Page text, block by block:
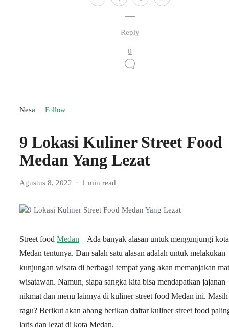
Reply
0
Nesa Follow
9 Lokasi Kuliner Street Food
Medan Yang Lezat
Agustus 8, 2022 1 min read
Street food Medan – Ada banyak alasan untuk mengunjungi kota
Medan tentunya. Dan salah satu alasan adalah untuk melakukan
kunjungan wisata di berbagai tempat yang akan memanjakan
wisatawan. Namun, siapa sangka kita bisa mendapatkan jajanan
nikmat dan menu lainnya di kuliner street food Medan ini. Masih
ragu? Berikut akan abang berikan daftar kuliner street food
laris dan lezat di kota Medan.